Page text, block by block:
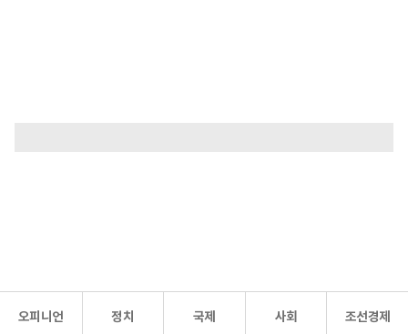
오피니언 정치 국제 사회 조선경제